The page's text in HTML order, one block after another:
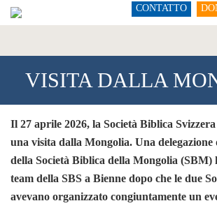
CONTATTO
VISITA DALLA
Il 27 aprile 2026, la Società Biblica
una visita dalla Mongolia. Una
della Società Biblica della Mongolia
team della SBS a Bienne dopo che le due
avevano organizzato congiuntamente un